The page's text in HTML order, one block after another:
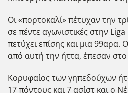
Οι «πορτοκαλί» πέτυχαν την
σε πέντε αγωνιστικές στην
πετύχει επίσης και μια 99αρα.
από αυτή την ήττα, έπεσαν στο
Κορυφαίος των γηπεδούχων
17 πόντους και 7 ασίστ και ο